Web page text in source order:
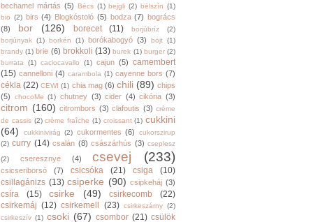
bechamel mártás (5) Bécs (1) bejgli (2) bélszín (1)
bio (2) birs (4) Blogkóstoló (5) bodza (7) bogrács
(8)
bor (126) borecet (11) borjúbríz
(2)
borjúnyak (1) borkén (1) borókabogyó (3) böjt (1)
brandy (1) brie (6) brokkoli (13) burek (1) burger (2)
burrata
(1) caciocavallo (1) cajun (5) camembert
(15) cannelloni (4) carambola (1) cayenne bors (7)
cékla (22) CEWI (1) chia mag (6) chili (89) chips
(5)
chocoMe (1) chutney (3) cider (4) cikória (3)
citrom (160) citrombors (3) clafoutis (3) crème
de cassis (2) crème fraîche (1) croissant (1) cukkini
(64)
cukkinivirág (2) cukormentes (6)
cukorszirup
(2) curry (14) csalán (8) császárhús (3) cseplesz
(2)
cseresznye (4) csevej (233)
csicseriborsó (7) csicsóka (21) csiga
(10)
csillagánizs (13) csiperke (90) csipkeháj (3)
csíra (15) csirke (49) csirkecomb
(22)
csirkemáj (12) csirkemell (23) csirkeszárny (2)
csirkeszív (1) csoki (67) csombor (21) csülök